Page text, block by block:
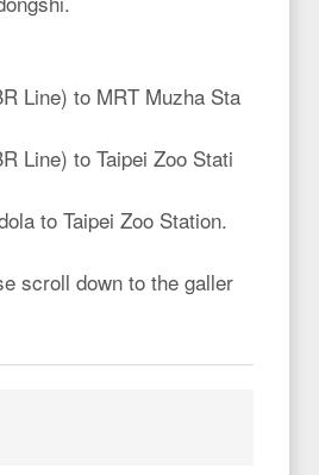
Line) to MRT Muzha Sta
Line) to Taipei Zoo Stati
to Taipei Zoo Station.
scroll down to the galler